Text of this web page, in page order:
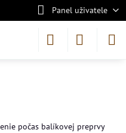
Panel uživatele
počas balíkovej preprvy